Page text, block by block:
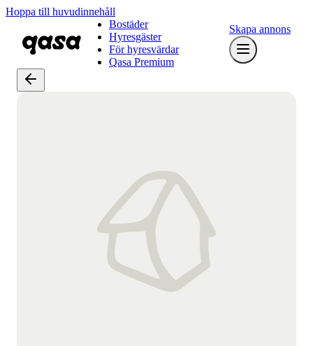
Hoppa till huvudinnehåll
Bostäder
Hyresgäster
För hyresvärdar
Qasa Premium
Skapa annons